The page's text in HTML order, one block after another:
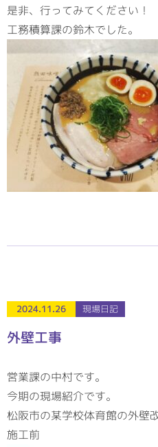
是非、行ってみてください！
工務積算課の鈴木でした。
2024.11.26 現場日記
外壁工事
営業課の中村です。
今期の現場紹介です。
松阪市の某学校体育館の外壁
施工前